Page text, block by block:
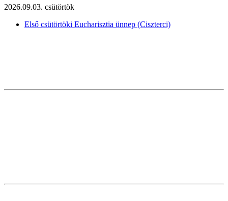
2026.09.03. csütörtök
Első csütörtöki Eucharisztia ünnep (Ciszterci)